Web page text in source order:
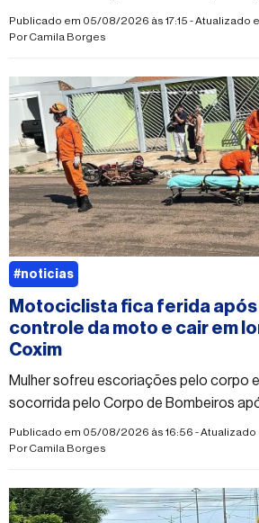
município na competição estadual
Publicado em 05/08/2026 às 17:15 - Atualizado
PorCamila Borges
Motociclista fica ferida
controle da moto e cair em
Coxim
Mulher sofreu escoriações pelo corpo
socorrida pelo Corpo de Bombeiros
Biz; vítima teria desmaiado após o
Publicado em 05/08/2026 às 16:56 - Atualizado
PorCamila Borges
#noticias